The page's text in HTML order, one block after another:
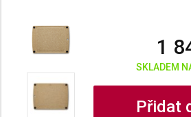
1
SKLADEM
Přidat